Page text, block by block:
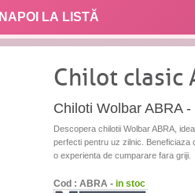
ÎNAPOI LA LISTĂ
Chilot clasic
Chiloti Wolbar ABRA
Descopera chilotii Wolbar ABRA,
perfecti pentru uz zilnic. Beneficiaza
o experienta de cumparare fara griji.
Cod : ABRA - in stoc